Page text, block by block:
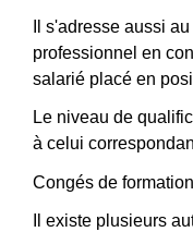
Il s'adresse aussi
professionnel en
salarié placé en
Le niveau de
à celui
Congés de
Il existe plusieurs